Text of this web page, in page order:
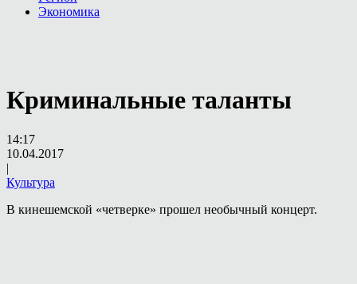
Экономика
Криминальные таланты
14:17
10.04.2017
|
Культура
В кинешемской «четверке» прошел необычный концерт.